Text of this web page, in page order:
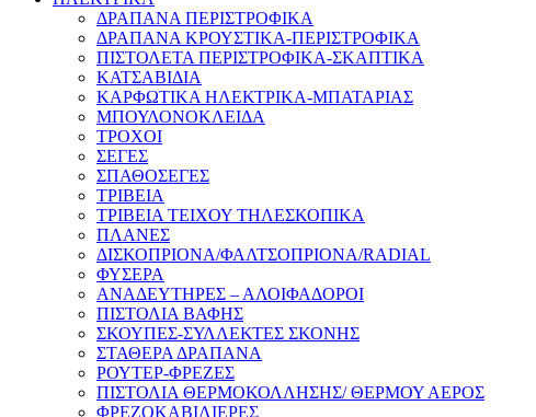
ΔΡΑΠΑΝΑ ΠΕΡΙΣΤΡΟΦΙΚΑ
ΔΡΑΠΑΝΑ ΚΡΟΥΣΤΙΚΑ-ΠΕΡΙΣΤΡΟΦΙΚΑ
ΠΙΣΤΟΛΕΤΑ ΠΕΡΙΣΤΡΟΦΙΚΑ-ΣΚΑΠΤΙΚΑ
ΚΑΤΣΑΒΙΔΙΑ
ΚΑΡΦΩΤΙΚΑ ΗΛΕΚΤΡΙΚΑ-ΜΠΑΤΑΡΙΑΣ
ΜΠΟΥΛΟΝΟΚΛΕΙΔΑ
ΤΡΟΧΟΙ
ΣΕΓΕΣ
ΣΠΑΘΟΣΕΓΕΣ
ΤΡΙΒΕΙΑ
ΤΡΙΒΕΙΑ ΤΕΙΧΟΥ ΤΗΛΕΣΚΟΠΙΚΑ
ΠΛΑΝΕΣ
ΔΙΣΚΟΠΡΙΟΝΑ/ΦΑΛΤΣΟΠΡΙΟΝΑ/RADIAL
ΦΥΣΕΡΑ
ΑΝΑΔΕΥΤΗΡΕΣ – ΑΛΟΙΦΑΔΟΡΟΙ
ΠΙΣΤΟΛΙΑ ΒΑΦΗΣ
ΣΚΟΥΠΕΣ-ΣΥΛΛΕΚΤΕΣ ΣΚΟΝΗΣ
ΣΤΑΘΕΡΑ ΔΡΑΠΑΝΑ
ΡΟΥΤΕΡ-ΦΡΕΖΕΣ
ΠΙΣΤΟΛΙΑ ΘΕΡΜΟΚΟΛΛΗΣΗΣ/ ΘΕΡΜΟΥ ΑΕΡΟΣ
ΦΡΕΖΟΚΑΒΙΛΙΕΡΕΣ